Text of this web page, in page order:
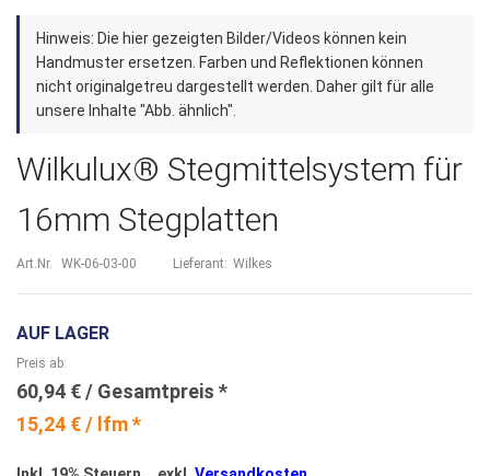
Zum
Anfang
der
Bildergalerie
Hinweis: Die hier gezeigten Bilder/Videos können kein
Handmuster ersetzen. Farben und Reflektionen können
nicht originalgetreu dargestellt werden. Daher gilt für alle
unsere Inhalte "Abb. ähnlich".
Wilkulux® Stegmittelsystem für
16mm Stegplatten
Art.Nr. WK-06-03-00 Lieferant: Wilkes
AUF LAGER
15,24 € / lfm *
Preis ab
60,94 €